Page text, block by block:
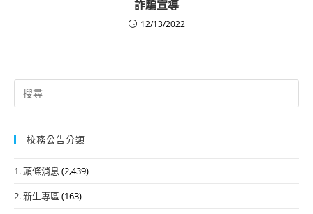
詐騙宣導
12/13/2022
Search
for:
校務公告分類
1. 頭條消息 (2,439)
2. 新生專區 (163)